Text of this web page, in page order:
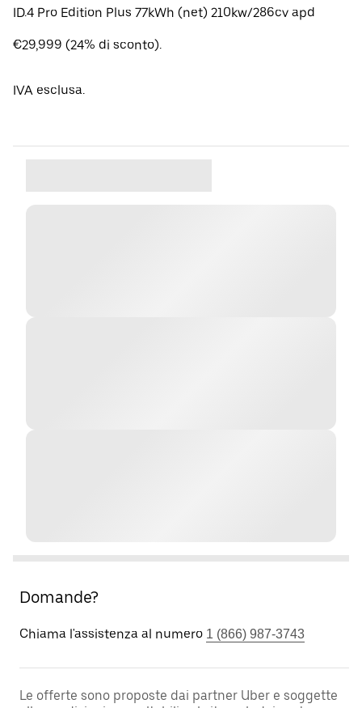
ID.4 Pro Edition Plus 77kWh (net) 210kw/286cv apd
€29,999 (24% di sconto).
IVA esclusa.
Domande?
Chiama l'assistenza al numero 1 (866) 987-3743
Le offerte sono proposte dai partner Uber e soggette